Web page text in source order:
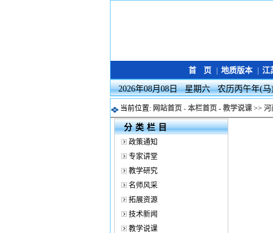
首 页 地质版本 江
2026年08月08日 星期六 农历丙午年(
当前位置: 网站首页 - 本栏首页 - 教学说课 >> 河
分类栏目
政策通知
专家讲堂
教学研究
名师风采
拓展资源
技术新闻
教学说课